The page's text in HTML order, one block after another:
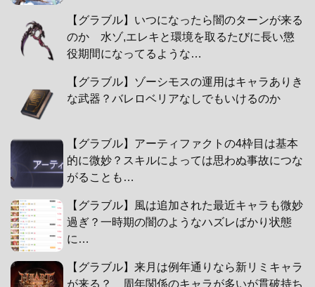
【グラブル】いつになったら闇のターンが来る
のか 水ゾ,エレキと環境を取るたびに長い懲
役期間になってるような…
【グラブル】ゾーシモスの運用はキャラありき
な武器？バレロベリアなしでもいけるのか
【グラブル】アーティファクトの4枠目は基本
的に微妙？スキルによっては思わぬ事故につな
がることも…
【グラブル】風は追加された最近キャラも微妙
過ぎ？一時期の闇のようなハズレばかり状態
に…
【グラブル】来月は例年通りなら新リミキャラ
が来る？ 周年関係のキャラが多いが貫破持ち